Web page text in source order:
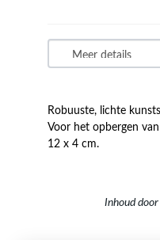
Robuuste, lichte
Voor het opbergen
12 x 4 cm.
Inhoud door